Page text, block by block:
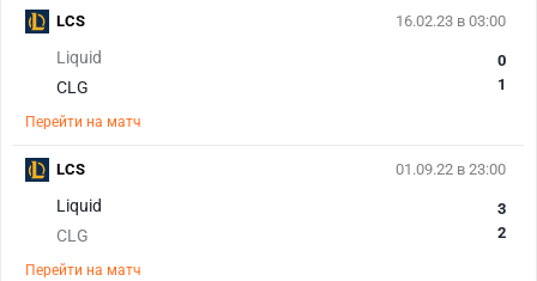
16.02.23 в 03:00
Liquid
CLG
0
1
Перейти на матч
LCS
01.09.22 в 23:00
Liquid
CLG
3
2
Перейти на матч
LCS